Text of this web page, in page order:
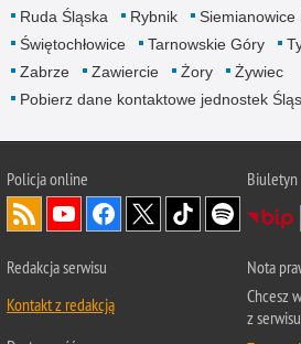
Ruda Śląska
Rybnik Siemianowice
Świętochłowice
Tarnowskie Góry
Zabrze
Zawiercie Żory
Żywiec
Pobierz dane kontaktowe jednostek
Policja online
Redakcja serwisu
Kontakt z redakcją
Nota
Chcesz
z